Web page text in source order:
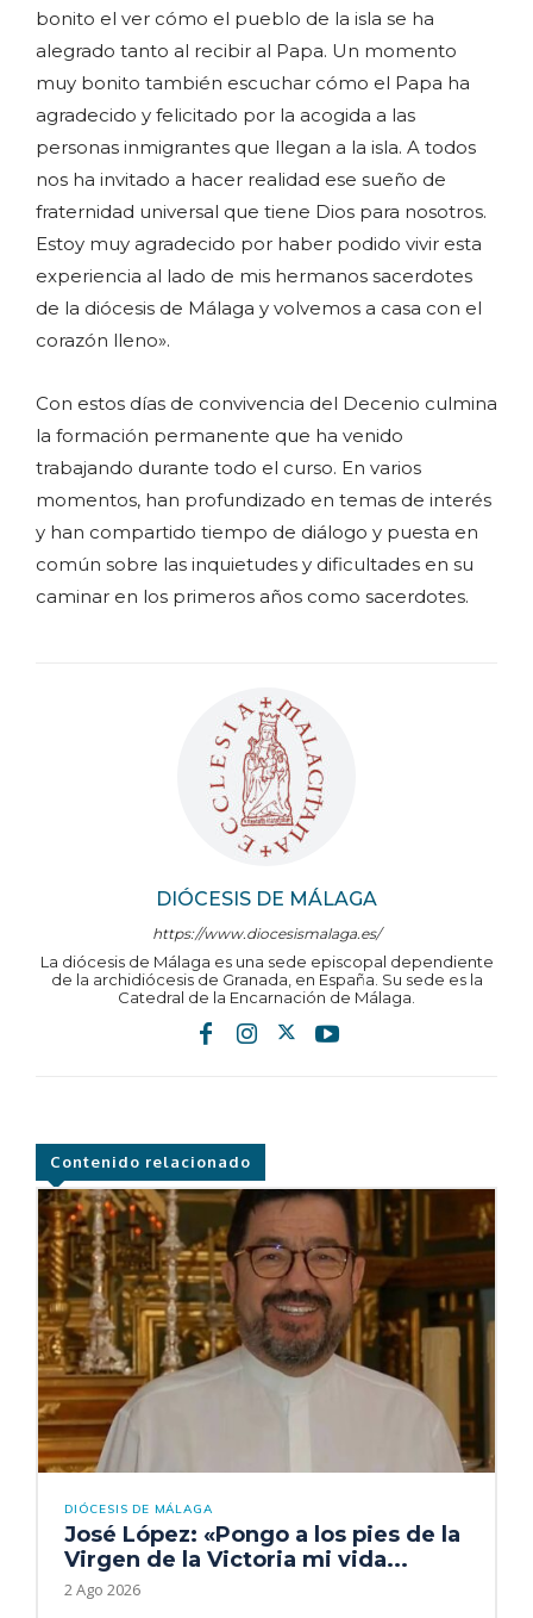
DIÓCESIS DE MÁLAGA
https://www.diocesismalaga.es/
La diócesis de Málaga es una sede episcopal dependiente
de la archidiócesis de Granada, en España. Su sede es la
Catedral de la Encarnación de Málaga.
bonito el ver cómo el pueblo de la isla se ha
alegrado tanto al recibir al Papa. Un momento
muy bonito también escuchar cómo el Papa ha
agradecido y felicitado por la acogida a las
personas inmigrantes que llegan a la isla. A todos
nos ha invitado a hacer realidad ese sueño de
fraternidad universal que tiene Dios para nosotros.
Estoy muy agradecido por haber podido vivir esta
experiencia al lado de mis hermanos sacerdotes
de la diócesis de Málaga y volvemos a casa con el
corazón lleno».
Con estos días de convivencia del Decenio culmina
la formación permanente que ha venido
trabajando durante todo el curso. En varios
momentos, han profundizado en temas de interés
y han compartido tiempo de diálogo y puesta en
común sobre las inquietudes y dificultades en su
caminar en los primeros años como sacerdotes.
Contenido relacionado
DIÓCESIS DE MÁLAGA
José López: «Pongo a los pies de la
Virgen de la Victoria mi vida...
2 Ago 2026